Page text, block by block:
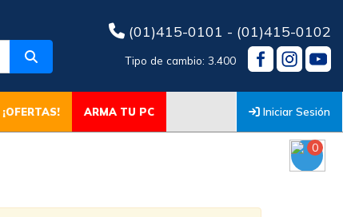
(01)415-0101 - (01)415-0102
Tipo de cambio: 3.400
¡OFERTAS! ARMA TU PC Iniciar Sesión
0